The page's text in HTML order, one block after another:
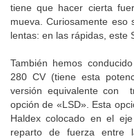
tiene que hacer cierta
mueva. Curiosamente eso
lentas: en las rápidas, este
También hemos
280 CV (tiene esta
versión equivalente con
opción de «LSD». Esta
Haldex colocado en el
reparto de fuerza entre